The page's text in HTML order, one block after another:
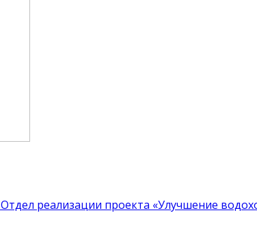
Отдел реализации проекта «Улучшение